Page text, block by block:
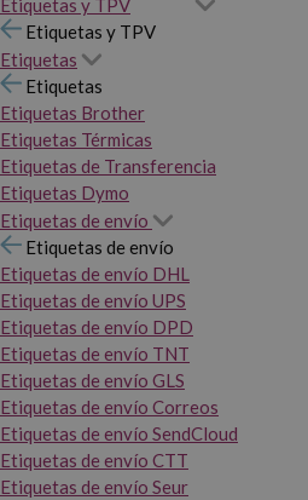
Etiquetas y TPV
Etiquetas y TPV
Etiquetas
Etiquetas
Etiquetas Brother
Etiquetas Térmicas
Etiquetas de Transferencia
Etiquetas Dymo
Etiquetas de envío
Etiquetas de envío
Etiquetas de envío DHL
Etiquetas de envío UPS
Etiquetas de envío DPD
Etiquetas de envío TNT
Etiquetas de envío GLS
Etiquetas de envío Correos
Etiquetas de envío SendCloud
Etiquetas de envío CTT
Etiquetas de envío Seur